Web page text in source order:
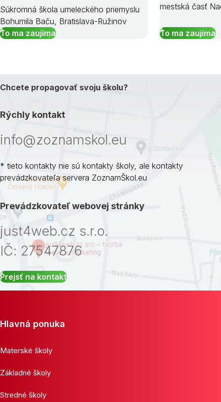
Súkromná škola umeleckého priemyslu
Bohumila Baču, Bratislava-Ružinov
To ma zaujíma
mestská časť
To ma zaujíma
Chcete propagovať svoju školu?
Rýchly kontakt
info@zoznamskol.eu
* tieto kontakty nie sú kontakty školy, ale kontakty
prevádzkovateľa servera ZoznamŠkol.eu
Prevádzkovateľ webovej stránky
just4web.cz s.r.o.
IČ: 27547876
Prejsť na kontakt
Hlavná ponuka
Materské školy
Základné školy
Stredné školy